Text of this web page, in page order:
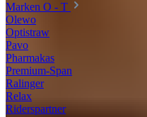
Marken O - T
Olewo
Optistraw
Pavo
Pharmakas
Premium-Span
Ralinger
Relax
Riderspartner